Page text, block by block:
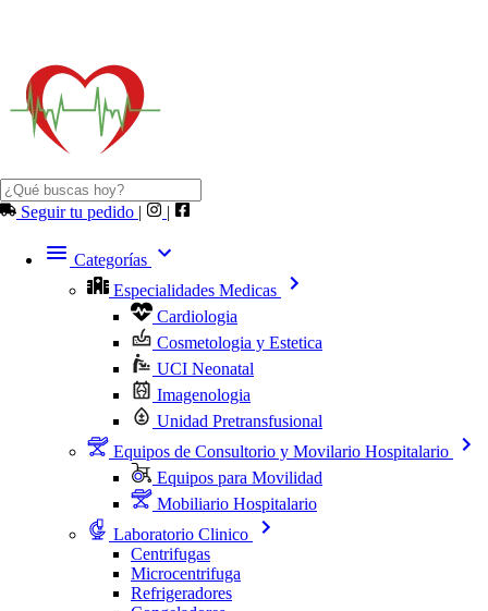
Seguir tu pedido | |
Categorías
Especialidades Medicas
Cardiologia
Cosmetologia y Estetica
UCI Neonatal
Imagenologia
Unidad Pretransfusional
Equipos de Consultorio y Movilario Hospitalario
Equipos para Movilidad
Mobiliario Hospitalario
Laboratorio Clinico
Centrifugas
Microcentrifuga
Refrigeradores